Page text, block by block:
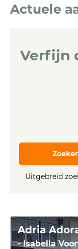
Actuele
Verfijn
Uitgebreid
Adria
- Isabella